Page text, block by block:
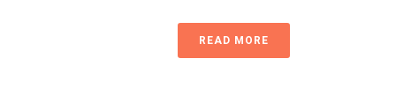
READ MORE